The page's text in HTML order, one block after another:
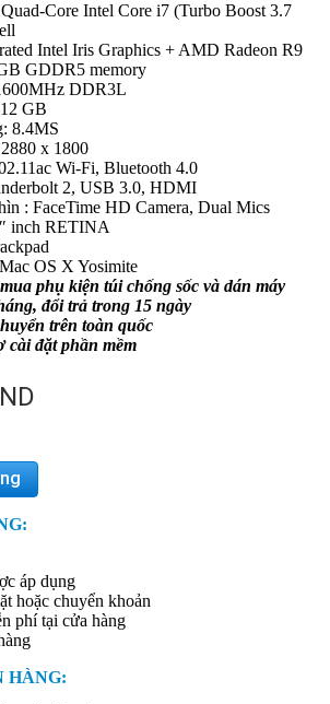
Core Intel Core i7 (Turbo Boost 3.7
Intel Iris Graphics + AMD Radeon R9
GDDR5 memory
DDR3L
GB
8.4MS
x 1800
Wi-Fi, Bluetooth 4.0
2, USB 3.0, HDMI
: FaceTime HD Camera, Dual Mics
inch RETINA
OS X Yosimite
phụ kiện túi chống sốc và dán máy
đổi trả trong 15 ngày
trên toàn quốc
cài đặt phần mềm
áp dụng
hoặc chuyển khoản
phí tại cửa hàng
HÀNG: